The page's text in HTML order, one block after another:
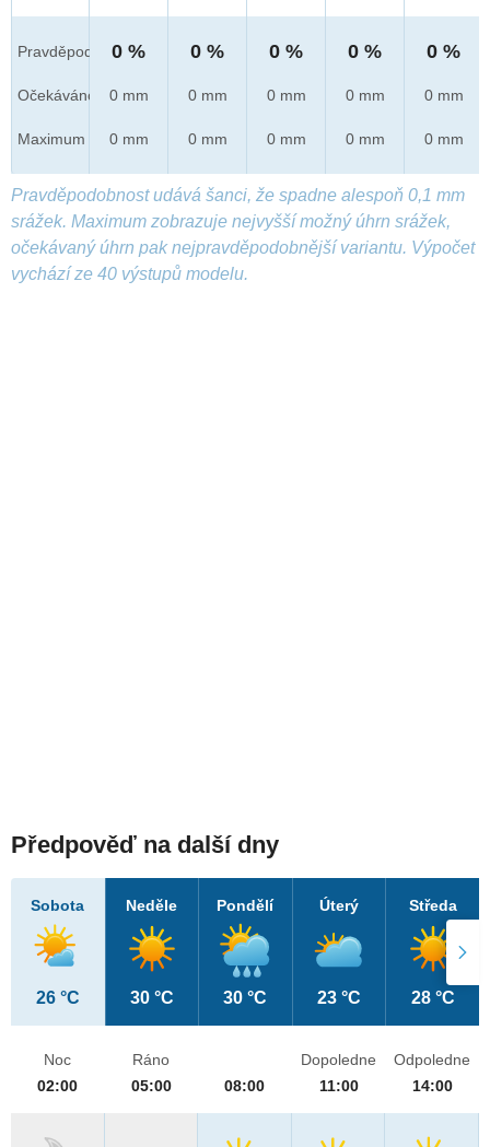
Pravděpod.
Očekáváno
Maximum
0 %
0 mm
0 mm
0 %
0 mm
0 mm
0 %
0 mm
0 mm
0 %
0 mm
0 mm
0 %
0 mm
0 mm
Pravděpodobnost udává šanci, že spadne alespoň 0,1 mm
srážek. Maximum zobrazuje nejvyšší možný úhrn srážek,
očekávaný úhrn pak nejpravděpodobnější variantu. Výpočet
vychází ze 40 výstupů modelu.
Předpověď na další dny
Sobota
26 °C
Neděle
30 °C
Pondělí
30 °C
Úterý
23 °C
Středa
28 °C
Noc
02:00
Ráno
05:00
08:00
Dopoledne
11:00
Odpoledne
14:00